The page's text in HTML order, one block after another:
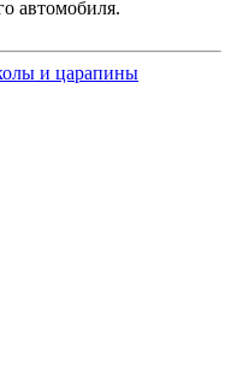
автомобиля.
и царапины